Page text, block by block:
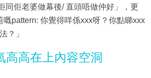
同佢老婆做幕後/ 直頭唔做仲好」，更
嘅pattern: 你覺得咩係xxx呀？你點睇xxx
？」
高高在上內容空洞